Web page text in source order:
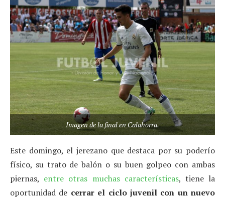
Imagen de la final en Calahorra.
Este domingo, el jerezano que destaca por su poderío
físico, su trato de balón o su buen golpeo con ambas
piernas, entre otras muchas características, tiene la
oportunidad de cerrar el ciclo juvenil con un nuevo